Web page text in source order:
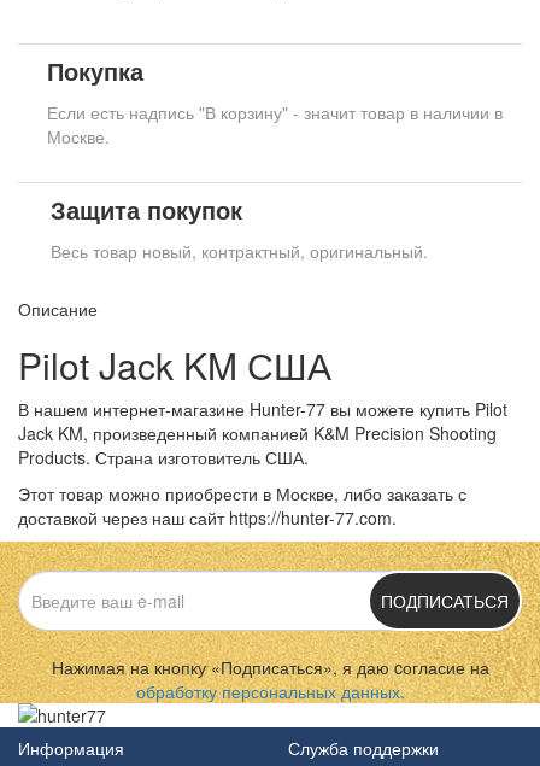
Покупка
Если есть надпись "В корзину" - значит товар в наличии в
Москве.
Защита покупок
Весь товар новый, контрактный, оригинальный.
Описание
Pilot Jack KM США
В нашем интернет-магазине Hunter-77 вы можете купить Pilot
Jack KM, произведенный компанией K&M Precision Shooting
Products. Страна изготовитель США.
Этот товар можно приобрести в Москве, либо заказать с
доставкой через наш сайт https://hunter-77.com.
ПОДПИСАТЬСЯ
Нажимая на кнопку «Подписаться», я даю cогласие на
обработку персональных данных.
Информация Служба поддержки